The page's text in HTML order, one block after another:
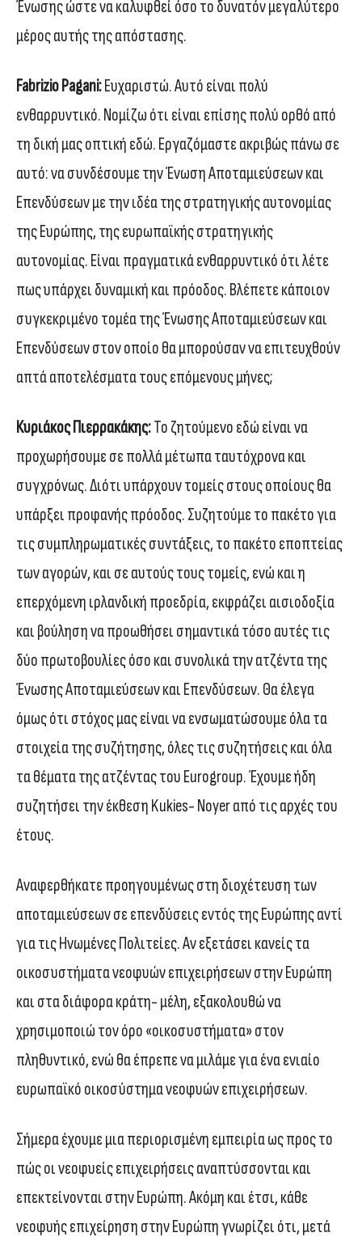
Ένωσης ώστε να καλυφθεί όσο το δυνατόν μεγαλύτερο
μέρος αυτής της απόστασης.
Fabrizio Pagani:Ευχαριστώ. Αυτό είναι πολύ
ενθαρρυντικό. Νομίζω ότι είναι επίσης πολύ ορθό από
τη δική μας οπτική εδώ. Εργαζόμαστε ακριβώς πάνω σε
αυτό: να συνδέσουμε την Ένωση Αποταμιεύσεων και
Επενδύσεων με την ιδέα της στρατηγικής αυτονομίας
της Ευρώπης, της ευρωπαϊκής στρατηγικής
αυτονομίας. Είναι πραγματικά ενθαρρυντικό ότι λέτε
πως υπάρχει δυναμική και πρόοδος. Βλέπετε κάποιον
συγκεκριμένο τομέα της Ένωσης Αποταμιεύσεων και
Επενδύσεων στον οποίο θα μπορούσαν να επιτευχθούν
απτά αποτελέσματα τους επόμενους μήνες;
Κυριάκος Πιερρακάκης:Το ζητούμενο εδώ είναι να
προχωρήσουμε σε πολλά μέτωπα ταυτόχρονα και
συγχρόνως. Διότι υπάρχουν τομείς στους οποίους θα
υπάρξει προφανής πρόοδος. Συζητούμε το πακέτο για
τις συμπληρωματικές συντάξεις, το πακέτο εποπτείας
των αγορών, και σε αυτούς τους τομείς, ενώ και η
επερχόμενη ιρλανδική προεδρία, εκφράζει αισιοδοξία
και βούληση να προωθήσει σημαντικά τόσο αυτές τις
δύο πρωτοβουλίες όσο και συνολικά την ατζέντα της
Ένωσης Αποταμιεύσεων και Επενδύσεων. Θα έλεγα
όμως ότι στόχος μας είναι να ενσωματώσουμε όλα τα
στοιχεία της συζήτησης, όλες τις συζητήσεις και όλα
τα θέματα της ατζέντας του Eurogroup. Έχουμε ήδη
συζητήσει την έκθεση Kukies- Noyer από τις αρχές του
έτους.
Αναφερθήκατε προηγουμένως στη διοχέτευση των
αποταμιεύσεων σε επενδύσεις εντός της Ευρώπης αντί
για τις Ηνωμένες Πολιτείες. Αν εξετάσει κανείς τα
οικοσυστήματα νεοφυών επιχειρήσεων στην Ευρώπη
και στα διάφορα κράτη- μέλη, εξακολουθώ να
χρησιμοποιώ τον όρο «οικοσυστήματα» στον
πληθυντικό, ενώ θα έπρεπε να μιλάμε για ένα ενιαίο
ευρωπαϊκό οικοσύστημα νεοφυών επιχειρήσεων.
Σήμερα έχουμε μια περιορισμένη εμπειρία ως προς το
πώς οι νεοφυείς επιχειρήσεις αναπτύσσονται και
επεκτείνονται στην Ευρώπη. Ακόμη και έτσι, κάθε
νεοφυής επιχείρηση στην Ευρώπη γνωρίζει ότι, μετά